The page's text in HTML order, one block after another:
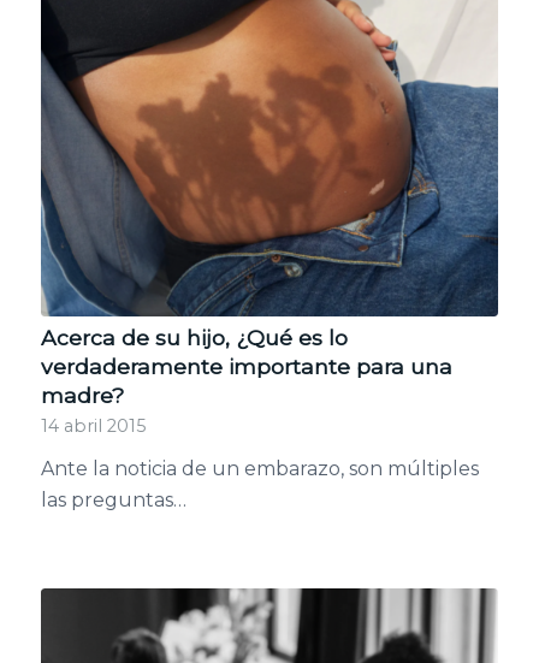
Acerca de su hijo, ¿Qué es lo
verdaderamente importante para una
madre?
14 abril 2015
Ante la noticia de un embarazo, son múltiples
las preguntas…